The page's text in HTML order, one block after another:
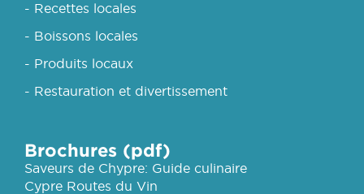
- Recettes locales
- Boissons locales
- Produits locaux
- Restauration et divertissement
Brochures (pdf)
Saveurs de Chypre: Guide culinaire
Cypre Routes du Vin